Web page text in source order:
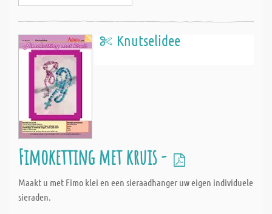
Knutselidee
Fimoketting met kruis -
Maakt u met Fimo klei en een sieraadhanger uw eigen individuele
sieraden.